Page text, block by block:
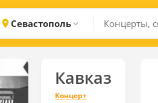
Севастополь
Кавказ
Концерт